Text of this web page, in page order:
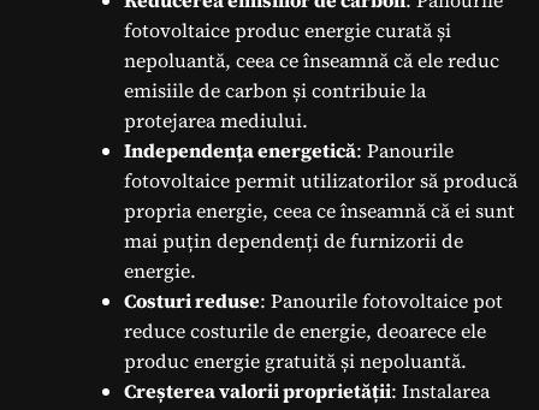
fotovoltaice produc energie curată și
nepoluantă, ceea ce înseamnă că ele reduc
emisiile de carbon și contribuie la
protejarea mediului.
Independența energetică: Panourile
fotovoltaice permit utilizatorilor să producă
propria energie, ceea ce înseamnă că ei sunt
mai puțin dependenți de furnizorii de
energie.
Costuri reduse: Panourile fotovoltaice pot
reduce costurile de energie, deoarece ele
produc energie gratuită și nepoluantă.
Creșterea valorii proprietății: Instalarea